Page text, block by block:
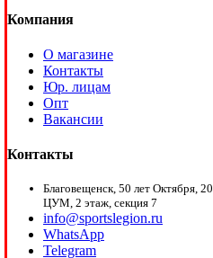
Компания
О магазине
Контакты
Юр. лицам
Опт
Вакансии
Контакты
Благовещенск, 50 лет Октября, 20
ЦУМ, 2 этаж, секция 7
info@sportslegion.ru
WhatsApp
Telegram